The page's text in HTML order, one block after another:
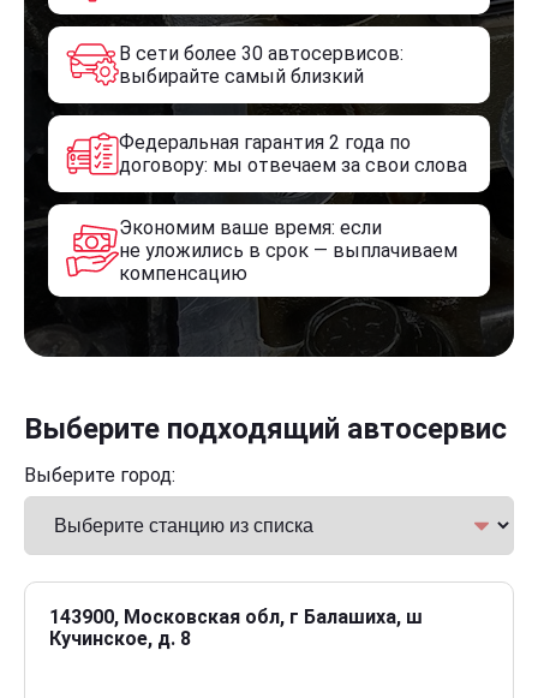
В сети более 30 автосервисов:
выбирайте самый близкий
Федеральная гарантия 2 года по
договору: мы отвечаем за свои слова
Экономим ваше время: если
не уложились в срок — выплачиваем
компенсацию
Выберите подходящий автосервис
Выберите город:
143900, Московская обл, г Балашиха, ш
Кучинское, д. 8